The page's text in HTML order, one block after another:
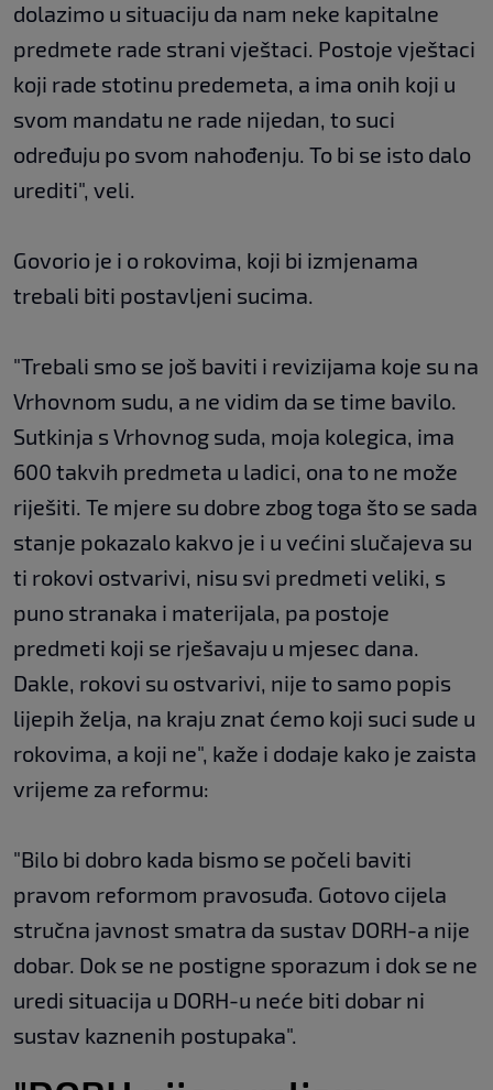
dolazimo u situaciju da nam neke kapitalne
predmete rade strani vještaci. Postoje vještaci
koji rade stotinu predemeta, a ima onih koji u
svom mandatu ne rade nijedan, to suci
određuju po svom nahođenju. To bi se isto dalo
urediti", veli.
Govorio je i o rokovima, koji bi izmjenama
trebali biti postavljeni sucima.
"Trebali smo se još baviti i revizijama koje su na
Vrhovnom sudu, a ne vidim da se time bavilo.
Sutkinja s Vrhovnog suda, moja kolegica, ima
600 takvih predmeta u ladici, ona to ne može
riješiti. Te mjere su dobre zbog toga što se sada
stanje pokazalo kakvo je i u većini slučajeva su
ti rokovi ostvarivi, nisu svi predmeti veliki, s
puno stranaka i materijala, pa postoje
predmeti koji se rješavaju u mjesec dana.
Dakle, rokovi su ostvarivi, nije to samo popis
lijepih želja, na kraju znat ćemo koji suci sude u
rokovima, a koji ne", kaže i dodaje kako je zaista
vrijeme za reformu:
"Bilo bi dobro kada bismo se počeli baviti
pravom reformom pravosuđa. Gotovo cijela
stručna javnost smatra da sustav DORH-a nije
dobar. Dok se ne postigne sporazum i dok se ne
uredi situacija u DORH-u neće biti dobar ni
sustav kaznenih postupaka".